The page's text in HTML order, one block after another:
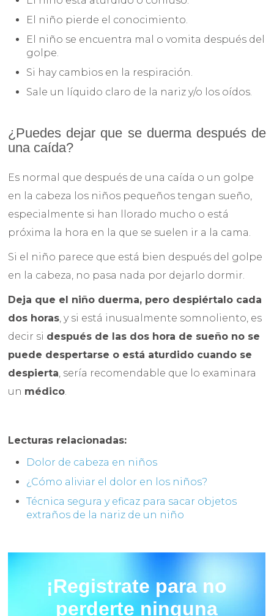
El niño pierde el conocimiento.
El niño se encuentra mal o vomita después del
golpe.
Si hay cambios en la respiración.
Sale un líquido claro de la nariz y/o los oídos.
¿Puedes dejar que se duerma después de
una caída?
Es normal que después de una caída o un golpe
en la cabeza los niños pequeños tengan sueño,
especialmente si han llorado mucho o está
próxima la hora en la que se suelen ir a la cama.
Si el niño parece que está bien después del golpe
en la cabeza, no pasa nada por dejarlo dormir.
Deja que el niño duerma, pero despiértalo cada
dos horas, y si está inusualmente somnoliento, es
decir si después de las dos hora de sueño no se
puede despertarse o está aturdido cuando se
despierta, sería recomendable que lo examinara
un médico.
Lecturas relacionadas:
Dolor de cabeza en niños
¿Cómo aliviar el dolor en los niños?
Técnica segura y eficaz para sacar objetos
extraños de la nariz de un niño